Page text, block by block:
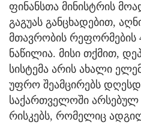
ფინანსთა მინისტრის
გაგუას განცხადებით,
მთავრობის რეფორმების
ნაწილია. მისი თქმით,
სისტემა არის ახალი
უფრო შეამცირებს
საქართველოში
რისკებს, რომელიც